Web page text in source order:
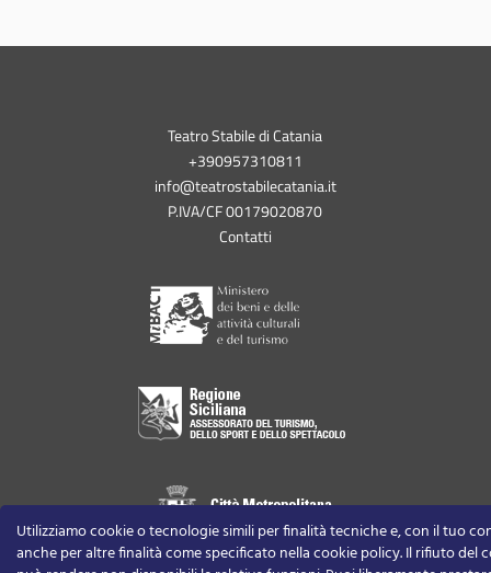
Teatro Stabile di Catania
+390957310811
info@teatrostabilecatania.it
P.IVA/CF 00179020870
Contatti
Utilizziamo cookie o tecnologie simili per finalità tecniche e, con il tuo
anche per altre finalità come specificato nella cookie policy. Il rifiuto del